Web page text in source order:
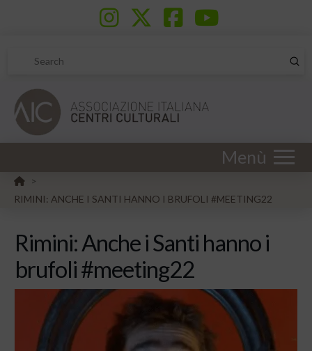
Search
Menù
HOME
>
RIMINI: ANCHE I SANTI HANNO I BRUFOLI #MEETING22
Rimini: Anche i Santi hanno i
brufoli #meeting22